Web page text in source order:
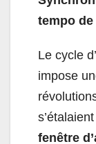
tempo de
Le cycle
impose
fenêtre